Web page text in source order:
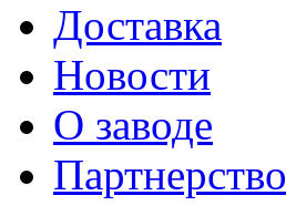
Доставка
Новости
О заводе
Партнерство